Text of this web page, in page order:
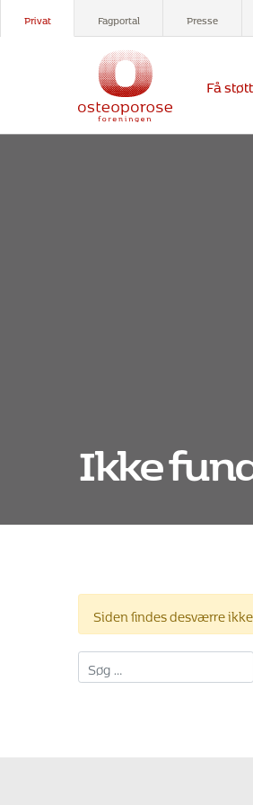
Privat Fagportal Presse
Få
Ikke
Siden findes desværre
Søg efter: